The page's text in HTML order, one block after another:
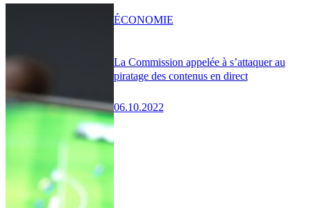
La Commission appelée à s’attaquer au
piratage des contenus en direct
06.10.2022
ÉCONOMIE